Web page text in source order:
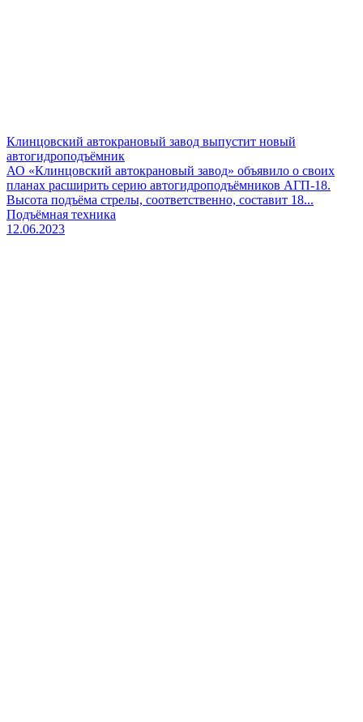
Клинцовский автокрановый завод выпустит новый
автогидроподъёмник
АО «Клинцовский автокрановый завод» объявило о своих
планах расширить серию автогидроподъёмников АГП-18.
Высота подъёма стрелы, соответственно, составит 18...
Подъёмная техника
12.06.2023